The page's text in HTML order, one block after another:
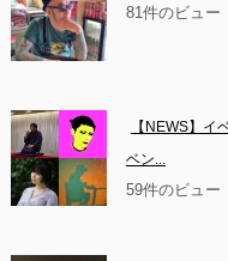
81件のビュー
【NEWS】イ
ベン...
59件のビュー